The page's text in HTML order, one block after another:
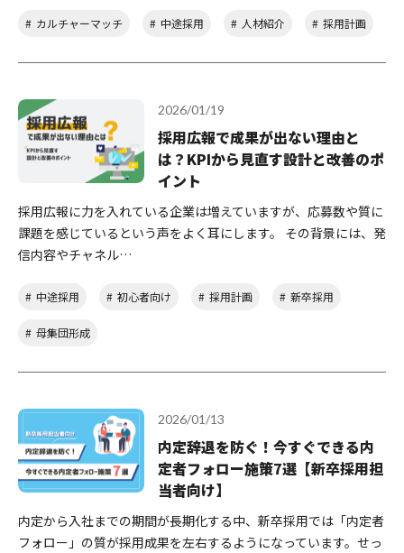
カルチャーマッチ 中途採用 人材紹介 採用計画
2026/01/19
採用広報で成果が出ない理由と
は？KPIから見直す設計と改善のポ
イント
採用広報に力を入れている企業は増えていますが、応募数や質に
課題を感じているという声をよく耳にします。 その背景には、発
信内容やチャネル…
中途採用 初心者向け 採用計画 新卒採用
母集団形成
2026/01/13
内定辞退を防ぐ！今すぐできる内
定者フォロー施策7選【新卒採用担
当者向け】
内定から入社までの期間が長期化する中、新卒採用では「内定者
フォロー」の質が採用成果を左右するようになっています。せっ